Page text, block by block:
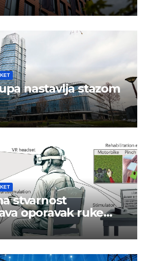
nastavlja stazom
stvarnost
oporavak ruke
udara